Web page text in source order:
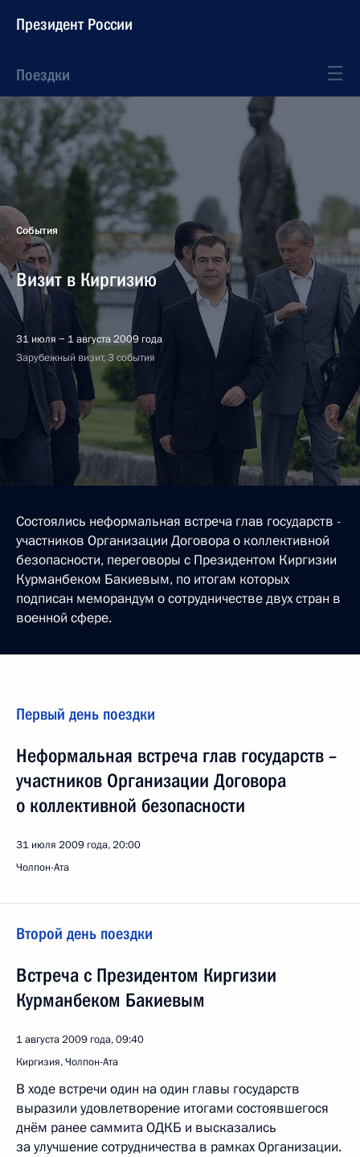
Президент России
Поездки
События
Визит в Киргизию
31 июля − 1 августа 2009 года
Зарубежный визит, 3 события
Состоялись неформальная встреча глав государств -
участников Организации Договора о коллективной
безопасности, переговоры с Президентом Киргизии
Курманбеком Бакиевым, по итогам которых
подписан меморандум о сотрудничестве двух стран в
военной сфере.
Первый день поездки
Неформальная встреча глав государств –
участников Организации Договора
о коллективной безопасности
31 июля 2009 года, 20:00
Чолпон-Ата
Второй день поездки
Встреча с Президентом Киргизии
Курманбеком Бакиевым
1 августа 2009 года, 09:40
Киргизия, Чолпон-Ата
В ходе встречи один на один главы государств
выразили удовлетворение итогами состоявшегося
днём ранее саммита ОДКБ и высказались
за улучшение сотрудничества в рамках Организации.